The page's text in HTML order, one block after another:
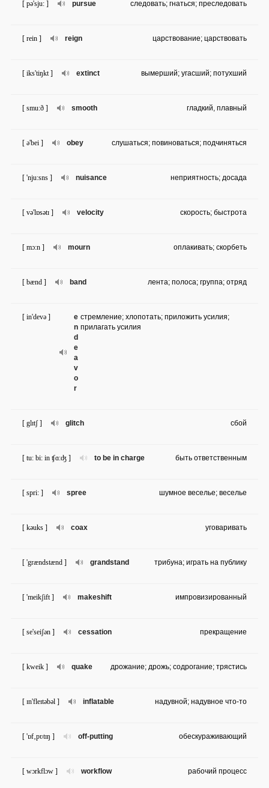
pursue
[ pə'sju: ] следовать; гнаться; преследовать
reign
[ rein ] царствование; царствовать
extinct
[ iks'tiŋkt ] вымерший; угасший; потухший
smooth
[ smu:ð ] гладкий, плавный
obey
[ ə'bei ] слушаться; повиноваться; подчиняться
nuisance
[ 'nju:sns ] неприятность; досада
velocity
[ və'lɒsətɪ ] скорость; быстрота
mourn
[ mɔ:n ] оплакивать; скорбеть
band
[ bænd ] лента; полоса; группа; отряд
e
n
d
e
a
v
o
r
[ in'devə ]
стремление; хлопотать; приложить усилия;
прилагать усилия
glitch
[ glɪtʃ ] сбой
to be in charge
[ tu: bi: in ʧɑ:ʤ ] быть ответственным
spree
[ spri: ] шумное веселье; веселье
coax
[ kəuks ] уговаривать
grandstand
[ 'grændstænd ] трибуна; играть на публику
makeshift
[ 'meikʃift ] импровизированный
cessation
[ se'seiʃən ] прекращение
quake
[ kweik ] дрожание; дрожь; содрогание; трястись
inflatable
[ ɪn'fleɪtəbəl ] надувной; надувное что-то
off-putting
[ 'ɒf‚pʋtɪŋ ] обескураживающий
workflow
[ wɔrkflɔw ] рабочий процесс